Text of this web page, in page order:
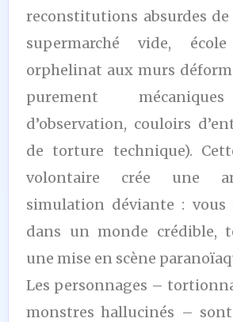
reconstitutions absurdes
supermarché vide, école
orphelinat aux murs
purement
d’observation, couloirs
de torture technique).
volontaire crée une
simulation déviante : vous
dans un monde crédible,
une mise en scène
Les personnages –
monstres hallucinés –